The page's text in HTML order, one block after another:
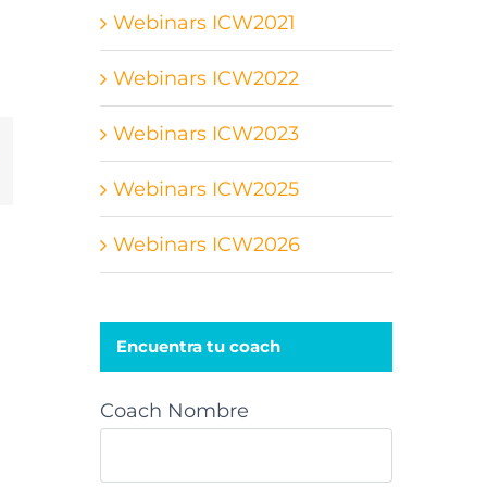
Webinars ICW2021
Webinars ICW2022
Webinars ICW2023
Webinars ICW2025
Webinars ICW2026
Encuentra tu coach
Coach Nombre